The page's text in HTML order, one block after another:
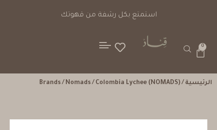
استمتع بكل رشفة من قهوتك
0
الرئيسية /
Brands/ Nomads/ Colombia Lychee (NOMADS)